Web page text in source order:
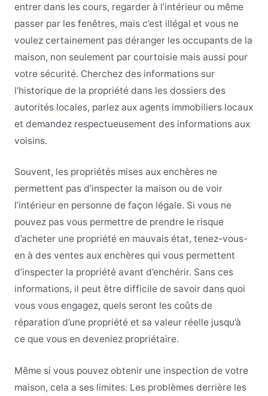
entrer dans les cours, regarder à l’intérieur ou même
passer par les fenêtres, mais c’est illégal et vous ne
voulez certainement pas déranger les occupants de la
maison, non seulement par courtoisie mais aussi pour
votre sécurité. Cherchez des informations sur
l’historique de la propriété dans les dossiers des
autorités locales, parlez aux agents immobiliers locaux
et demandez respectueusement des informations aux
voisins.
Souvent, les propriétés mises aux enchères ne
permettent pas d’inspecter la maison ou de voir
l’intérieur en personne de façon légale. Si vous ne
pouvez pas vous permettre de prendre le risque
d’acheter une propriété en mauvais état, tenez-vous-
en à des ventes aux enchères qui vous permettent
d’inspecter la propriété avant d’enchérir. Sans ces
informations, il peut être difficile de savoir dans quoi
vous vous engagez, quels seront les coûts de
réparation d’une propriété et sa valeur réelle jusqu’à
ce que vous en deveniez propriétaire.
Même si vous pouvez obtenir une inspection de votre
maison, cela a ses limites. Les problèmes derrière les